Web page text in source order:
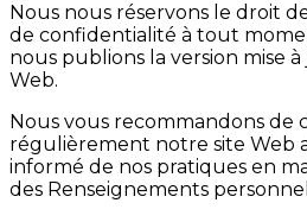
Nous nous réservons le droit
de confidentialité à tout
nous publions la version mise
Web.
Nous vous recommandons de
régulièrement notre site Web
informé de nos pratiques en
des Renseignements